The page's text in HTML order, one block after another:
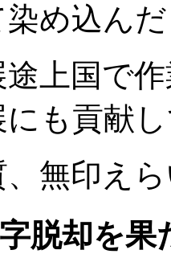
め込ん
途上国で
も貢献
無印え
脱却を果